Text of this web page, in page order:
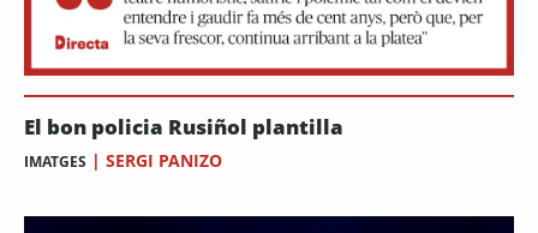
El bon policia Rusiñol plantilla
IMATGES | SERGI PANIZO